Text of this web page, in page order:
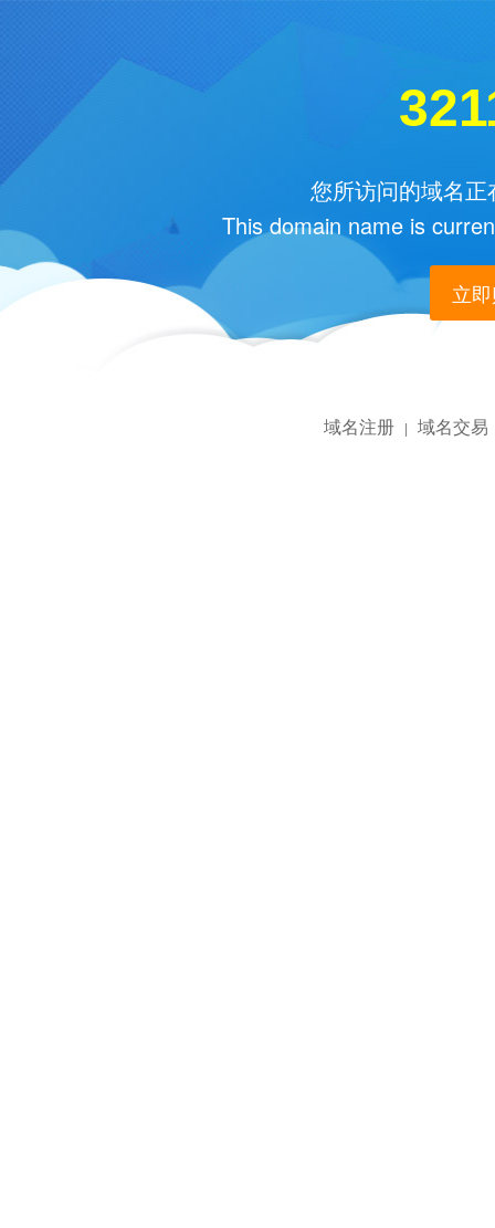
您所访问的域名
This domain name is
立
域名注册 | 域名交易